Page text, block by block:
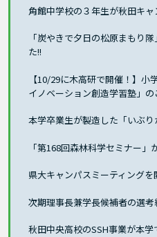
角館中学校の３年生が秋田キ
「炭やきで夕日の松原まもり
た!!
【10/29に木高研で開催！】小
イノベーション創造学習塾」の
本学卒業生が製造した「いぶり
「第168回森林科学セミナー」
県大キャンパスミーティングを
次期理事長兼学長候補者の選考
秋田中央高校のSSH事業が本